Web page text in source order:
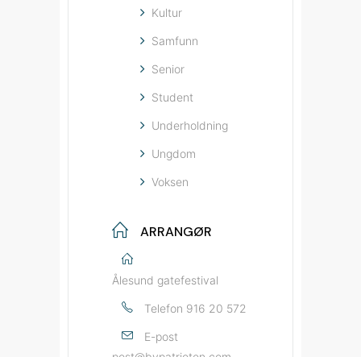
Kultur
Samfunn
Senior
Student
Underholdning
Ungdom
Voksen
ARRANGØR
Ålesund gatefestival
Telefon 916 20 572
E-post